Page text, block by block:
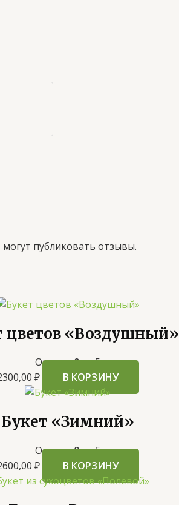
публиковать отзывы.
цветов «Воздушный»
Оценка0из 5
₽ В КОРЗИНУ
Букет «Зимний»
Оценка0из 5
₽ В КОРЗИНУ